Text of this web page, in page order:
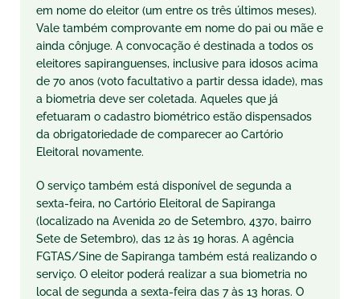
em nome do eleitor (um entre os três últimos meses).
Vale também comprovante em nome do pai ou mãe e
ainda cônjuge. A convocação é destinada a todos os
eleitores sapiranguenses, inclusive para idosos acima
de 70 anos (voto facultativo a partir dessa idade), mas
a biometria deve ser coletada. Aqueles que já
efetuaram o cadastro biométrico estão dispensados
da obrigatoriedade de comparecer ao Cartório
Eleitoral novamente.
O serviço também está disponível de segunda a
sexta-feira, no Cartório Eleitoral de Sapiranga
(localizado na Avenida 20 de Setembro, 4370, bairro
Sete de Setembro), das 12 às 19 horas. A agência
FGTAS/Sine de Sapiranga também está realizando o
serviço. O eleitor poderá realizar a sua biometria no
local de segunda a sexta-feira das 7 às 13 horas. O